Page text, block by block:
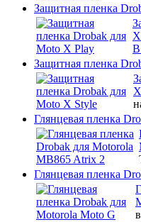
Защитная пленка
В
Защитная пленка
Глянцевая пленка
Глянцевая пленка